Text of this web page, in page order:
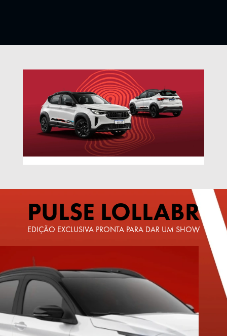
PULSE LOLLABR
EDIÇÃO EXCLUSIVA PRONTA PARA DAR UM SHOW